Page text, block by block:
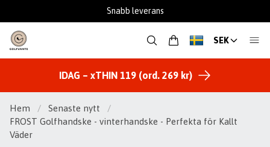
Fantastisk support
SEK
IDAG – xTHIN 119 (ord. 269 kr)
Hem / Senaste nytt
/
FROST Golfhandske - vinterhandske - Perfekta för Kallt
Väder